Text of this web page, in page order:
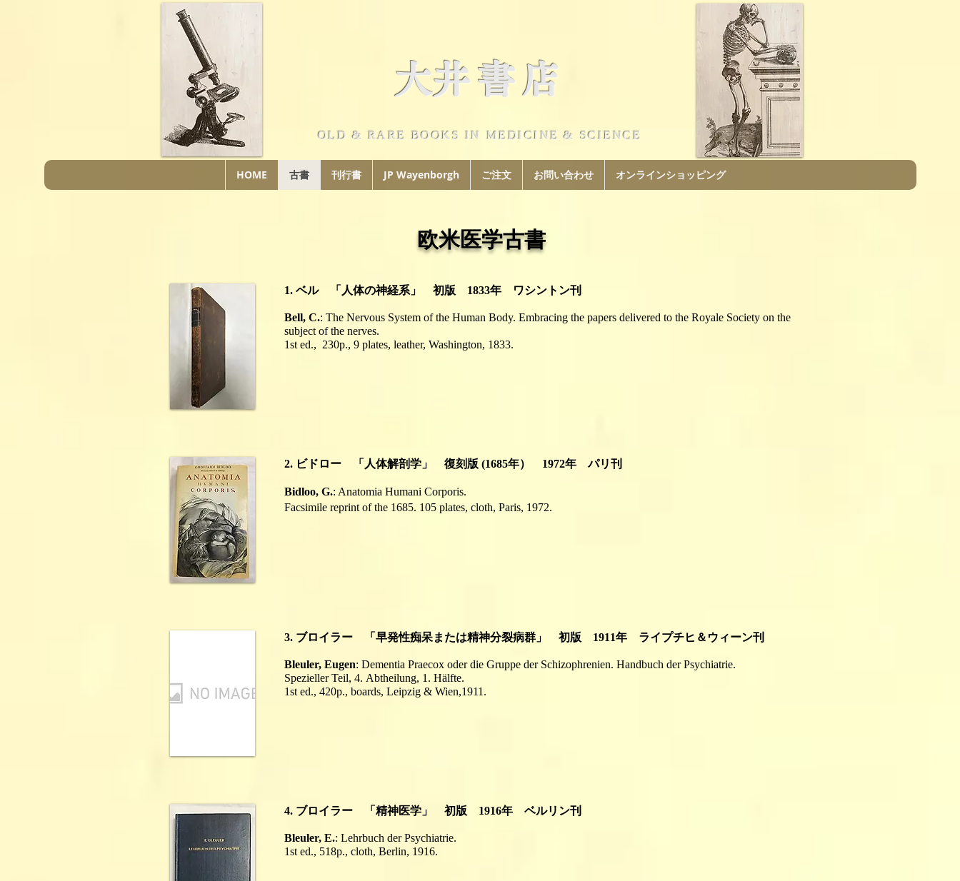
​大井書店
OLD & RARE BOOKS IN MEDICINE & SCIENCE
欧米医学古書
1. ベル 「人体の神経系」 初版 1833年 ワシントン刊
Bell, C.: The Nervous System of the Human Body. Embracing the papers delivered to the Royale Society on the
subject of the nerves.
1st ed., 230p., 9 plates, leather, Washington, 1833.
2. ビドロー 「人体解剖学」 復刻版 (1685年） 1972年 パリ刊
Bidloo, G.: Anatomia Humani Corporis.
Facsimile reprint of the 1685. 105 plates, cloth, Paris, 1972.
3. ブロイラー 「早発性痴呆または精神分裂病群」 初版 1911年 ライプチヒ＆ウィーン刊
Bleuler, Eugen: Dementia Praecox oder die Gruppe der Schizophrenien. Handbuch der Psychiatrie.
Spezieller Teil, 4. Abtheilung, 1. Hälfte.
1st ed., 420p., boards, Leipzig & Wien,1911.
4. ブロイラー 「精神医学」 初版 1916年 ベルリン刊
Bleuler, E.: Lehrbuch der Psychiatrie.
1st ed., 518p., cloth, Berlin, 1916.
HOME 古書 刊行書 JP Wayenborgh ご注文 お問い合わせ オンラインショッピング